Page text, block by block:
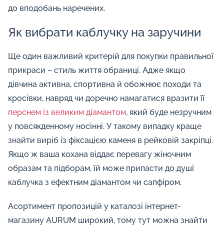
до вподобань наречених.
Як вибрати каблучку на заручини
Ще один важливий критерій для покупки правильної
прикраси – стиль життя обраниці. Адже якщо
дівчина активна, спортивна й обожнює походи та
кросівки, навряд чи доречно намагатися вразити її
перснем із великим діамантом, який буде незручним
у повсякденному носінні. У такому випадку краще
знайти виріб із фіксацією каменя в рейковій закріпці.
Якщо ж ваша кохана віддає перевагу жіночним
образам та підборам, їй може припасти до душі
каблучка з ефектним діамантом чи сапфіром.
Асортимент пропозицій у каталозі інтернет-
магазину AURUM широкий, тому тут можна знайти